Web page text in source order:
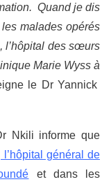
Quand je dis
malades opérés
l’hôpital des sœurs
Marie Wyss à
le Dr Yannick
Nkili informe que
l’hôpital général de
et dans les